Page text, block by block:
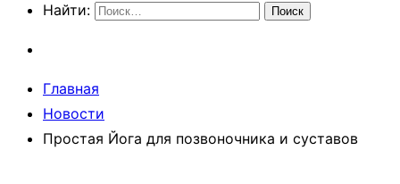
Найти:
Главная
Новости
Простая Йога для позвоночника и суставов